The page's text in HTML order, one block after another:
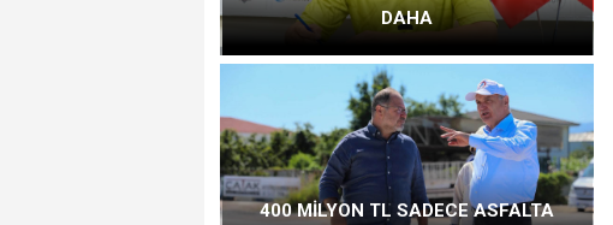
DAHA
400 MİLYON TL SADECE ASFALTA